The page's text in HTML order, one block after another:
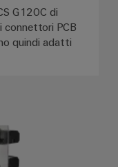
G120C di
connettori PCB
quindi adatti